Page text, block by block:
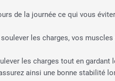
de la journée ce qui vous
les charges, vos
les charges tout en
ainsi une bonne stabilité